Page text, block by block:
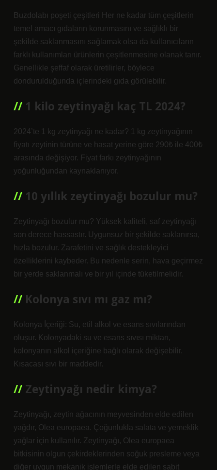
Buzdolabı poşeti çeşitleri Her ne kadar tüm çeşitlerin
temel amacı gıdaların korunmasını ve sağlıklı bir
şekilde saklanmasını sağlamak olsa da kullanıcıların
farklı kullanımları ürünlerin çeşitlenmesine olanak tanır.
Genellikle şeffaf olarak üretilirler, böylece
dondurulduğunda içlerindeki gıda görülebilir.
1 kilo zeytinyağı kaç TL 2024?
2024’te 1 kg zeytinyağı ne kadar? 1 kg zeytinyağının
fiyatı zeytinin türüne ve hasat yerine göre 290₺ ile 400₺
arasında değişiyor. Fiyat farkı zeytinyağının
yoğunluğundan kaynaklanıyor.
10 yıllık zeytinyağı bozulur mu?
Zeytinyağı bozulur mu? Yüksek kaliteli, saf zeytinyağı
son derece hassastır. Uygunsuz bir şekilde saklanırsa,
hızla bozulur. Zarafetini ve sağlık destekleyici
özelliklerini kaybeder. Bu nedenle serin, hava geçirmez
bir yerde saklanmalı ve bir yıl içinde tüketilmelidir.
Kolonya sıvı mı gaz mı?
Kolonya İçeriği: Su, etil alkol ve esans sıvılarından
oluşur. Kolonyadaki su ve esans sıvısı miktarı,
kolonyanın alkol içeriğine bağlı olarak değişebilir.
Kısacası sıvı bir maddedir.
Zeytinyağı nedir kimya?
Zeytinyağı, zeytin ağacının meyvesinden elde edilen
yağdır, Olea europaea. Çoğunlukla salata ve yemeklik
yağlar için kullanılır. Zeytinyağı, Olea europaea
bitkisinin olgun çekirdeklerinden soğuk presleme veya
diğer uygun mekanik işlemlerle elde edilen sabit